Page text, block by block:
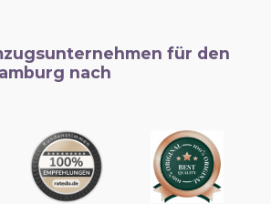
für den
nach